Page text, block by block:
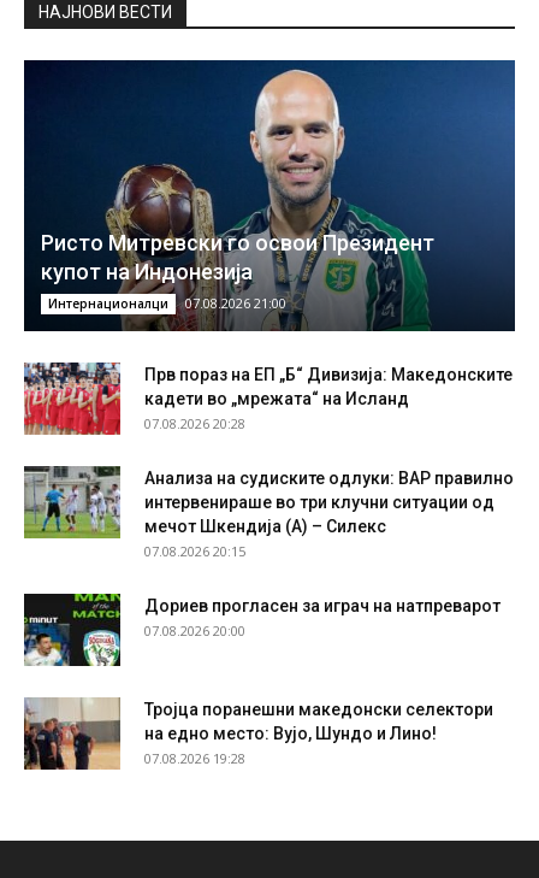
НAЈНОВИ ВЕСТИ
Ристо Митревски го освои Президент
купот на Индонезија
Интернационалци 07.08.2026 21:00
Прв пораз на ЕП „Б“ Дивизија: Македонските
кадети во „мрежата“ на Исланд
07.08.2026 20:28
Анализа на судиските одлуки: ВАР правилно
интервенираше во три клучни ситуации од
мечот Шкендија (А) – Силекс
07.08.2026 20:15
Дориев прогласен за играч на натпреварот
07.08.2026 20:00
Тројца поранешни македонски селектори
на едно место: Вујо, Шундо и Лино!
07.08.2026 19:28